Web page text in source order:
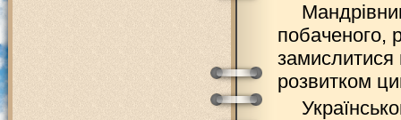
побаченого,
розвитком